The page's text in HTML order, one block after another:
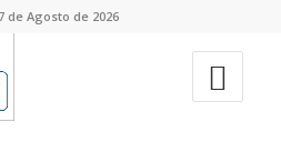
de Agosto de 2026